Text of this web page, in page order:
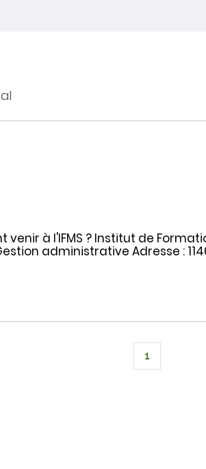
à l'IFMS ? Institut de
administrative Adresse :
1